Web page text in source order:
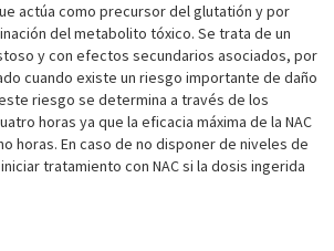
actúa como precursor del glutatión y por
del metabolito tóxico. Se trata de un
y con efectos secundarios asociados, por
cuando existe un riesgo importante de daño
riesgo se determina a través de los
horas ya que la eficacia máxima de la NAC
horas. En caso de no disponer de niveles de
tratamiento con NAC si la dosis ingerida